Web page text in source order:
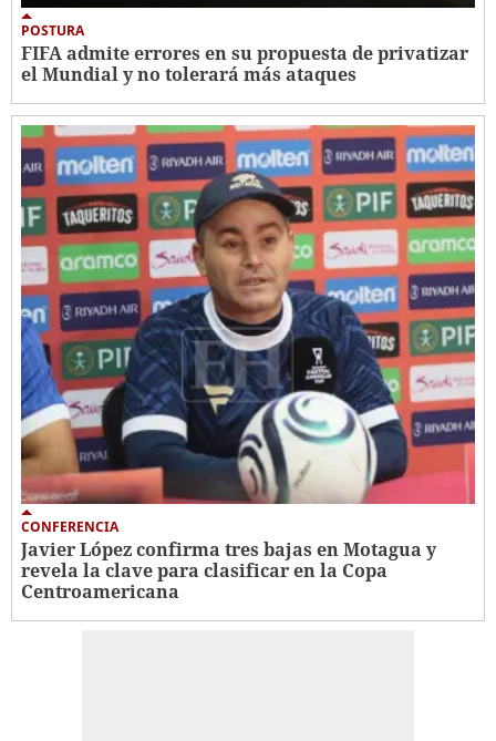
POSTURA
FIFA admite errores en su propuesta de privatizar
el Mundial y no tolerará más ataques
CONFERENCIA
Javier López confirma tres bajas en Motagua y
revela la clave para clasificar en la Copa
Centroamericana